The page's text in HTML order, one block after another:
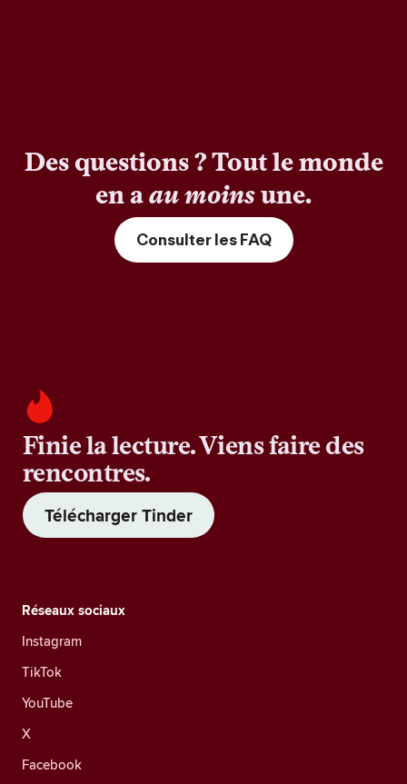
Des questions ? Tout le monde
en aau moinsune.
Consulter les FAQ
Finie la lecture. Viens faire des
rencontres.
Télécharger Tinder
Réseaux sociaux
Instagram
TikTok
YouTube
X
Facebook